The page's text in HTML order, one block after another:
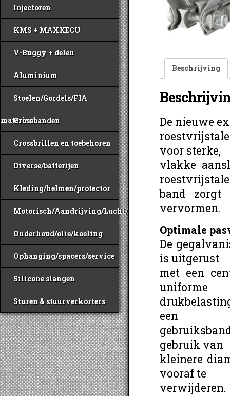
Injectoren
KMS + MAXXECU
V-Buggy + delen
Aluminium
Stoelen/Gordels/FIA
materiaal
Crossbanden
Crossbrillen en toebehoren
Diverse/batterijen
Kleding/helmen/protector
Motorisch/Aandrijving/Lucht/Benzine
Onderhoud/olie/koeling
Ophanging/spacers/service
Silicone slangen
Sturen & stuurverkorters
Beschrijving
De nieuwe
voor sterke,
vlakke
band zorgt
vervormen.
Optimale
De
is uitgerust
met een
uniforme
een
gebruik van
kleinere
vooraf te
verwijderen.